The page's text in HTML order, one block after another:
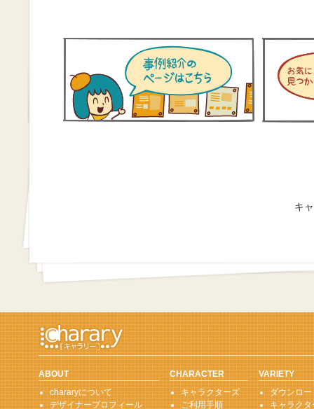
キ
ABOUT
chararyについて
デザイナープロフィール
CHARACTER
キャラクターズ
ご利用手順
VARIETY
ダウンロ
キャラク